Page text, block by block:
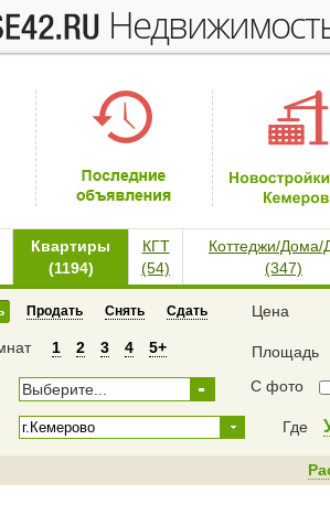
Квартиры
(1194)
КГТ
(54)
Коттеджи/Дома/
(347)
Продать Снять Сдать Цена
1 2 3 4 5+ Площадь
Выберите... С фото
Где